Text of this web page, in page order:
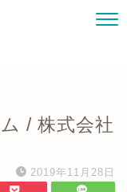
/ 株式会社
2019年11月28日